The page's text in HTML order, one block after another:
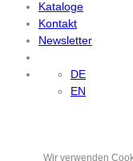
Kataloge
Kontakt
Newsletter
DE
EN
Wir verwenden